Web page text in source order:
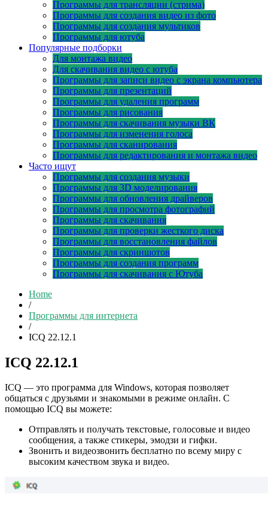
Программы для трансляции (стрима)
Программы для создания видео из фото
Программы для создания мультиков
Программы для ютуба
Популярные подборки
Для монтажа видео
Для скачивания видео с ютуба
Программы для записи видео с экрана компьютера
Программы для презентаций
Программы для удаления программ
Программы для рисования
Программы для скачивания музыки ВК
Программы для изменения голоса
Программы для сканирования
Программы для редактирования и монтажа видео
Часто ищут
Программы для создания музыки
Программы для 3D моделирования
Программы для обновления драйверов
Программы для просмотра фотографий
Программы для скачивания
Программы для проверки жесткого диска
Программы для восстановления файлов
Программы для скриншотов
Программы для создания программ
Программы для скачивания с Ютуба
Home
/
Программы для интернета
/
ICQ 22.12.1
ICQ 22.12.1
ICQ — это программа для Windows, которая позволяет
общаться с друзьями и знакомыми в режиме онлайн. С
помощью ICQ вы можете:
Отправлять и получать текстовые, голосовые и видео
сообщения, а также стикеры, эмодзи и гифки.
Звонить и видеозвонить бесплатно по всему миру с
высоким качеством звука и видео.